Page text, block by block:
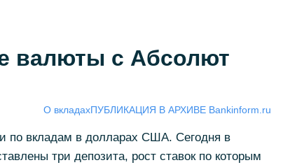
валюты с Абсолют
О вкладахПУБЛИКАЦИЯ В АРХИВЕ Bankinform.ru
по вкладам в долларах США. Сегодня в
три депозита, рост ставок по которым